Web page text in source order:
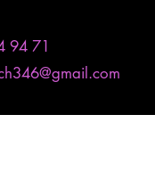
94 71